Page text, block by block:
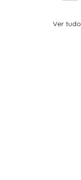
Ver tudo